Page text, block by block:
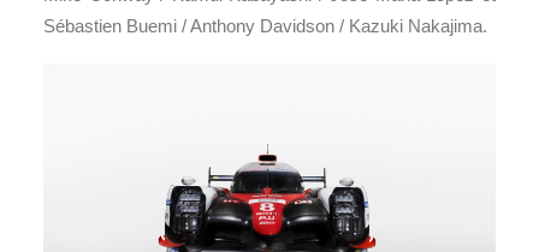
Sébastien Buemi / Anthony Davidson / Kazuki Nakajima.